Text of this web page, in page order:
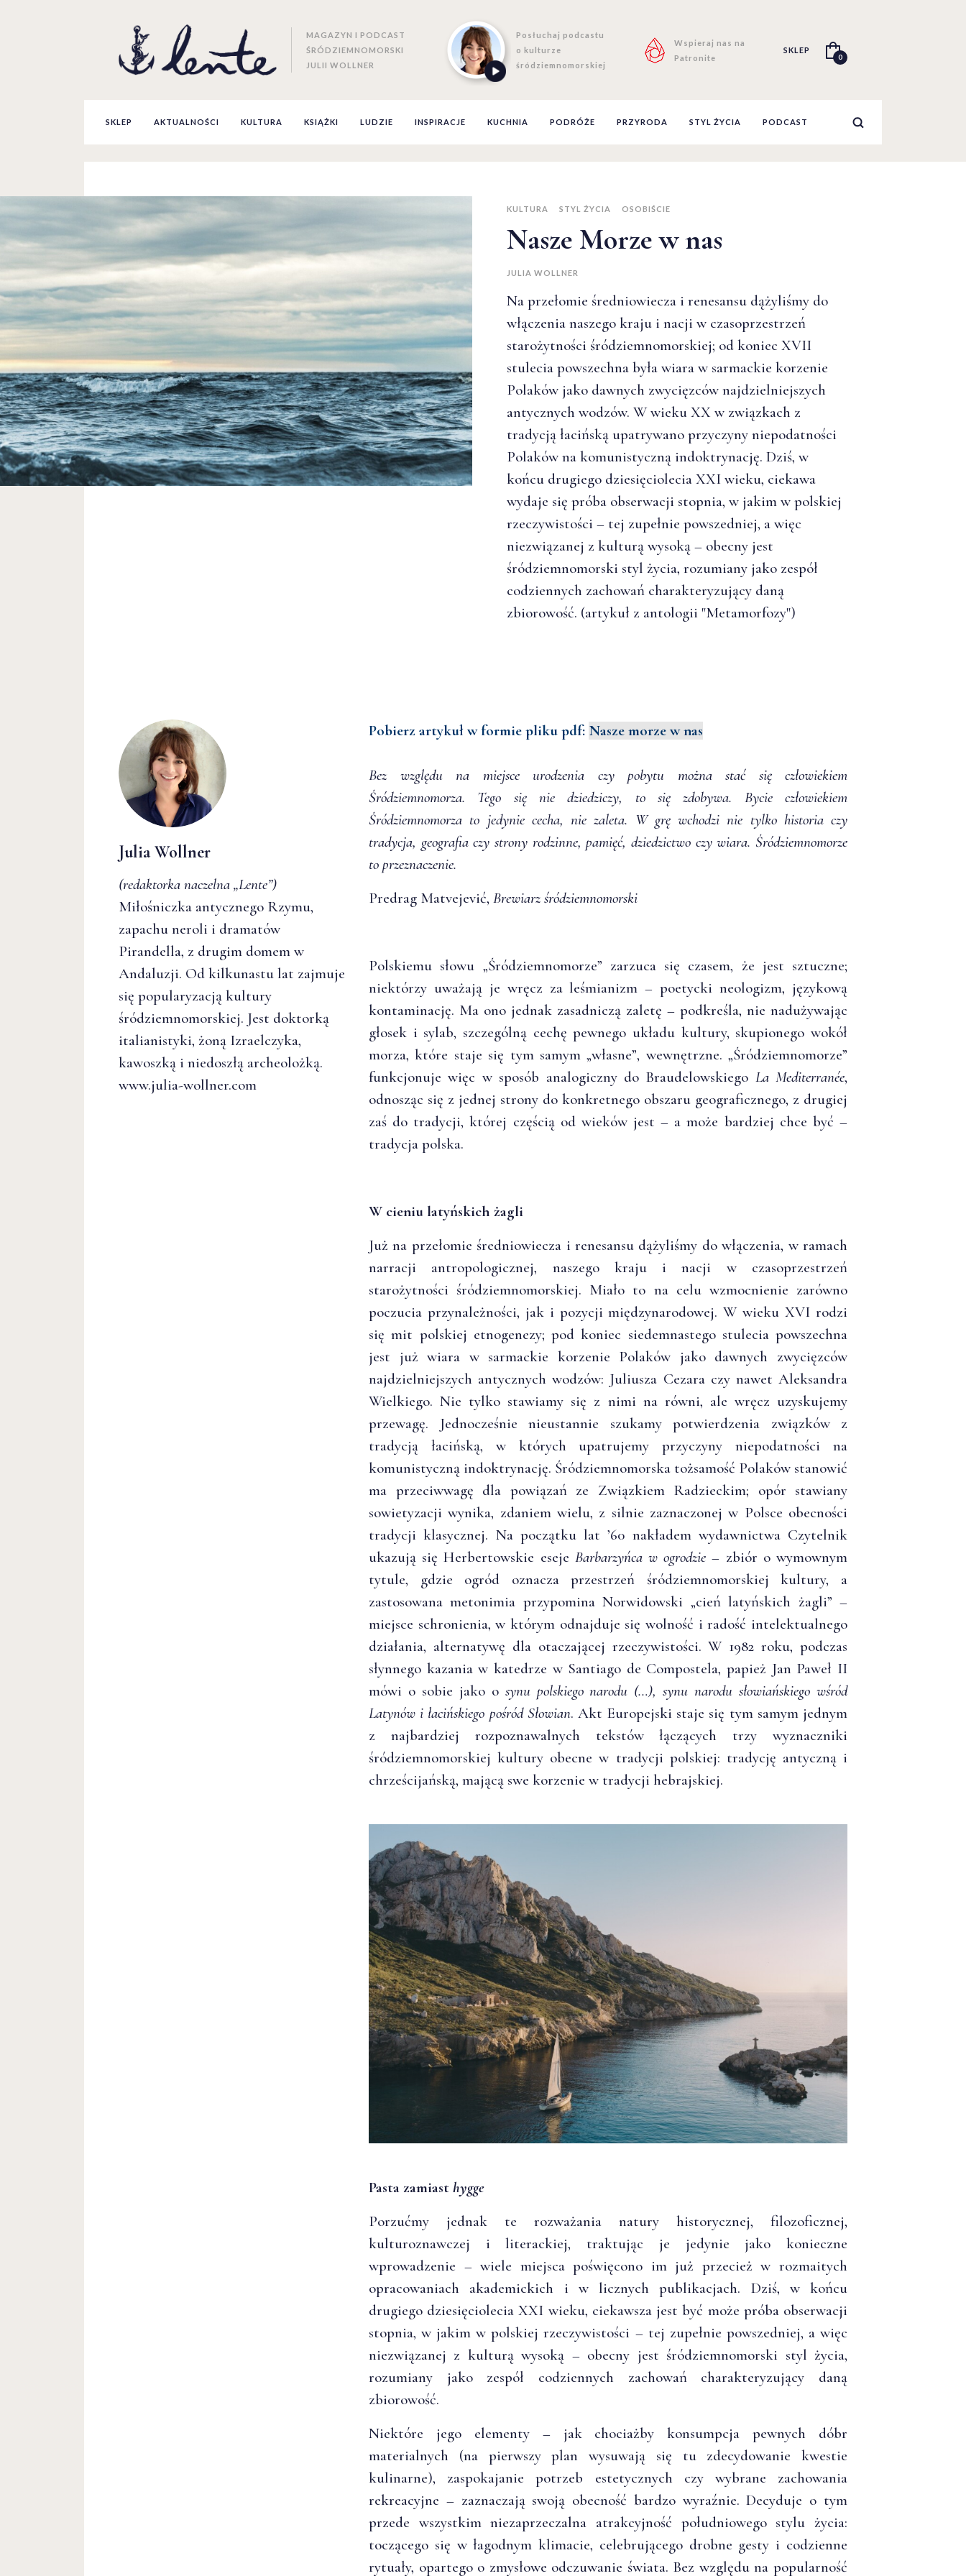
MAGAZYN I PODCAST
ŚRÓDZIEMNOMORSKI
JULII WOLLNER
Posłuchaj podcastu
o kulturze
śródziemnomorskiej
Wspieraj nas na
Patronite
SKLEP
0
SKLEP AKTUALNOŚCI KULTURA KSIĄŻKI LUDZIE INSPIRACJE KUCHNIA PODRÓŻE PRZYRODA STYL ŻYCIA PODCAST
KULTURA STYL ŻYCIA OSOBIŚCIE
Nasze Morze w nas
JULIA WOLLNER
Na przełomie średniowiecza i renesansu dążyliśmy do
włączenia naszego kraju i nacji w czasoprzestrzeń
starożytności śródziemnomorskiej; od koniec XVII
stulecia powszechna była wiara w sarmackie korzenie
Polaków jako dawnych zwycięzców najdzielniejszych
antycznych wodzów. W wieku XX w związkach z
tradycją łacińską upatrywano przyczyny niepodatności
Polaków na komunistyczną indoktrynację. Dziś, w
końcu drugiego dziesięciolecia XXI wieku, ciekawa
wydaje się próba obserwacji stopnia, w jakim w polskiej
rzeczywistości – tej zupełnie powszedniej, a więc
niezwiązanej z kulturą wysoką – obecny jest
śródziemnomorski styl życia, rozumiany jako zespół
codziennych zachowań charakteryzujący daną
zbiorowość. (artykuł z antologii "Metamorfozy")
Julia Wollner
(redaktorka naczelna „Lente”)
Miłośniczka antycznego Rzymu,
zapachu neroli i dramatów
Pirandella, z drugim domem w
Andaluzji. Od kilkunastu lat zajmuje
się popularyzacją kultury
śródziemnomorskiej. Jest doktorką
italianistyki, żoną Izraelczyka,
kawoszką i niedoszłą archeolożką.
www.julia-wollner.com
Pobierz artykuł w formie pliku pdf: Nasze morze w nas
Bez względu na miejsce urodzenia czy pobytu można stać się człowiekiem
Śródziemnomorza. Tego się nie dziedziczy, to się zdobywa. Bycie człowiekiem
Śródziemnomorza to jedynie cecha, nie zaleta. W grę wchodzi nie tylko historia czy
tradycja, geografia czy strony rodzinne, pamięć, dziedzictwo czy wiara. Śródziemnomorze
to przeznaczenie.
Predrag Matvejević, Brewiarz śródziemnomorski
Polskiemu słowu „Śródziemnomorze” zarzuca się czasem, że jest sztuczne;
niektórzy uważają je wręcz za leśmianizm – poetycki neologizm, językową
kontaminację. Ma ono jednak zasadniczą zaletę – podkreśla, nie nadużywając
głosek i sylab, szczególną cechę pewnego układu kultury, skupionego wokół
morza, które staje się tym samym „własne”, wewnętrzne. „Śródziemnomorze”
funkcjonuje więc w sposób analogiczny do Braudelowskiego La Mediterranée,
odnosząc się z jednej strony do konkretnego obszaru geograficznego, z drugiej
zaś do tradycji, której częścią od wieków jest – a może bardziej chce być –
tradycja polska.
W cieniu latyńskich żagli
Już na przełomie średniowiecza i renesansu dążyliśmy do włączenia, w ramach
narracji antropologicznej, naszego kraju i nacji w czasoprzestrzeń
starożytności śródziemnomorskiej. Miało to na celu wzmocnienie zarówno
poczucia przynależności, jak i pozycji międzynarodowej. W wieku XVI rodzi
się mit polskiej etnogenezy; pod koniec siedemnastego stulecia powszechna
jest już wiara w sarmackie korzenie Polaków jako dawnych zwycięzców
najdzielniejszych antycznych wodzów: Juliusza Cezara czy nawet Aleksandra
Wielkiego. Nie tylko stawiamy się z nimi na równi, ale wręcz uzyskujemy
przewagę. Jednocześnie nieustannie szukamy potwierdzenia związków z
tradycją łacińską, w których upatrujemy przyczyny niepodatności na
komunistyczną indoktrynację. Śródziemnomorska tożsamość Polaków stanowić
ma przeciwwagę dla powiązań ze Związkiem Radzieckim; opór stawiany
sowietyzacji wynika, zdaniem wielu, z silnie zaznaczonej w Polsce obecności
tradycji klasycznej. Na początku lat ’60 nakładem wydawnictwa Czytelnik
ukazują się Herbertowskie eseje Barbarzyńca w ogrodzie– zbiór o wymownym
tytule, gdzie ogród oznacza przestrzeń śródziemnomorskiej kultury, a
zastosowana metonimia przypomina Norwidowski „cień latyńskich żagli” –
miejsce schronienia, w którym odnajduje się wolność i radość intelektualnego
działania, alternatywę dla otaczającej rzeczywistości. W 1982 roku, podczas
słynnego kazania w katedrze w Santiago de Compostela, papież Jan Paweł II
mówi o sobie jako o synu polskiego narodu (…), synu narodu słowiańskiego wśród
Latynów i łacińskiego pośród Słowian. Akt Europejski staje się tym samym jednym
z najbardziej rozpoznawalnych tekstów łączących trzy wyznaczniki
śródziemnomorskiej kultury obecne w tradycji polskiej: tradycję antyczną i
chrześcijańską, mającą swe korzenie w tradycji hebrajskiej.
Pasta zamiast hygge
Porzućmy jednak te rozważania natury historycznej, filozoficznej,
kulturoznawczej i literackiej, traktując je jedynie jako konieczne
wprowadzenie – wiele miejsca poświęcono im już przecież w rozmaitych
opracowaniach akademickich i w licznych publikacjach. Dziś, w końcu
drugiego dziesięciolecia XXI wieku, ciekawsza jest być może próba obserwacji
stopnia, w jakim w polskiej rzeczywistości – tej zupełnie powszedniej, a więc
niezwiązanej z kulturą wysoką – obecny jest śródziemnomorski styl życia,
rozumiany jako zespół codziennych zachowań charakteryzujący daną
zbiorowość.
Niektóre jego elementy – jak chociażby konsumpcja pewnych dóbr
materialnych (na pierwszy plan wysuwają się tu zdecydowanie kwestie
kulinarne), zaspokajanie potrzeb estetycznych czy wybrane zachowania
rekreacyjne – zaznaczają swoją obecność bardzo wyraźnie. Decyduje o tym
przede wszystkim niezaprzeczalna atrakcyjność południowego stylu życia:
toczącego się w łagodnym klimacie, celebrującego drobne gesty i codzienne
rytuały, opartego o zmysłowe odczuwanie świata. Bez względu na popularność